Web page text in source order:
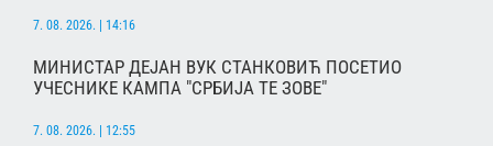
7. 08. 2026. | 14:16
МИНИСТАР ДЕЈАН ВУК СТАНКОВИЋ ПОСЕТИО
УЧЕСНИКЕ КАМПА "СРБИЈА ТЕ ЗОВЕ"
7. 08. 2026. | 12:55